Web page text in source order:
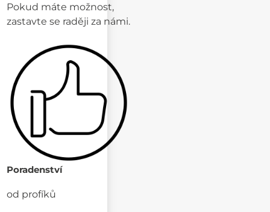
Pokud máte možnost,
zastavte se raději za námi.
Poradenství
od profíků